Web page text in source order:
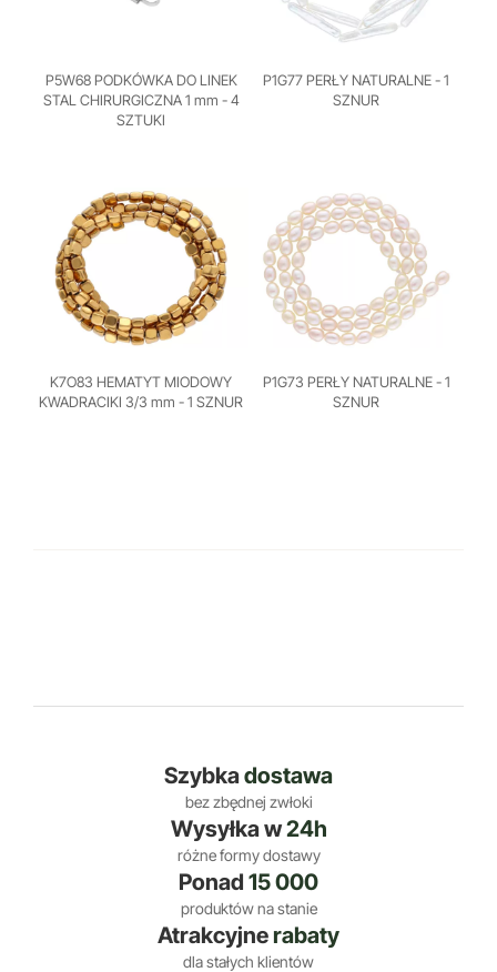
P5W68 PODKÓWKA DO LINEK
STAL CHIRURGICZNA 1 mm - 4
SZTUKI
P1G77 PERŁY NATURALNE - 1
SZNUR
K7O83 HEMATYT MIODOWY
KWADRACIKI 3/3 mm - 1 SZNUR
P1G73 PERŁY NATURALNE - 1
SZNUR
Szybkadostawa
bez zbędnej zwłoki
Wysyłka w24h
różne formy dostawy
Ponad 15 000
produktów na stanie
Atrakcyjnerabaty
dla stałych klientów